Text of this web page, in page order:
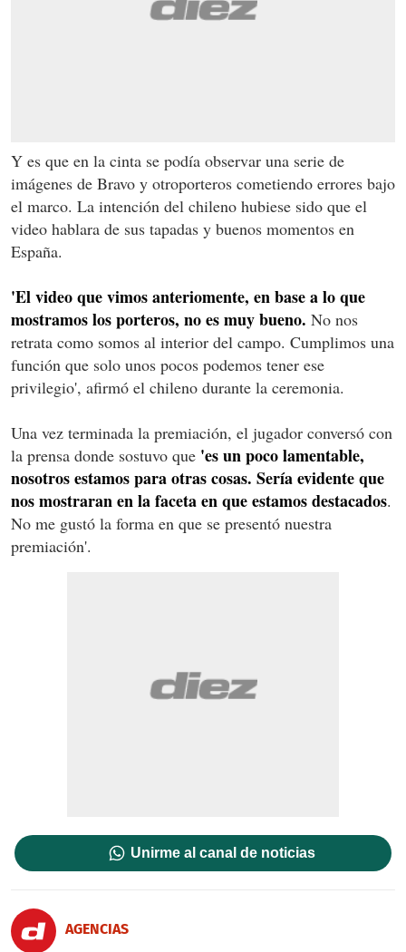
Y es que en la cinta se podía observar una serie de
imágenes de Bravo y otroporteros cometiendo errores bajo
el marco. La intención del chileno hubiese sido que el
video hablara de sus tapadas y buenos momentos en
España.
'El video que vimos anteriomente, en base a lo que
mostramos los porteros, no es muy bueno. No nos
retrata como somos al interior del campo. Cumplimos una
función que solo unos pocos podemos tener ese
privilegio', afirmó el chileno durante la ceremonia.
Una vez terminada la premiación, el jugador conversó con
la prensa donde sostuvo que 'es un poco lamentable,
nosotros estamos para otras cosas. Sería evidente que
nos mostraran en la faceta en que estamos destacados.
No me gustó la forma en que se presentó nuestra
premiación'.
Unirme al canal de noticias
AGENCIAS